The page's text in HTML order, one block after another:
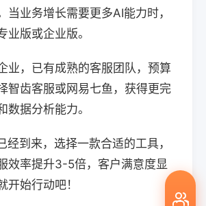
当业务增长需要更多AI能力时，
业版或企业版。
业，已有成熟的客服团队，预算
智齿客服或网易七鱼，获得更完
数据分析能力。
经到来，选择一款合适的工具，
效率提升3-5倍，客户满意度显
开始行动吧！